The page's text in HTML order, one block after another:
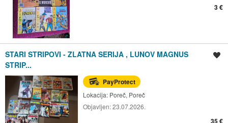
3 €
STARI STRIPOVI - ZLATNA SERIJA , LUNOV MAGNUS
STRIP...
PayProtect
Lokacija: Poreč, Poreč
Objavljen:23.07.2026.
35 €